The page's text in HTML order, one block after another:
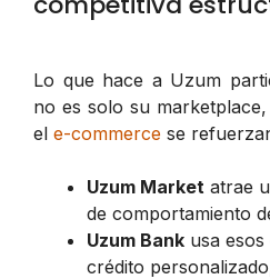
Lo que hace a Uzum
no es solo su
el e-commerce se
Uzum Market atrae
de comportamiento
Uzum Bank usa
crédito